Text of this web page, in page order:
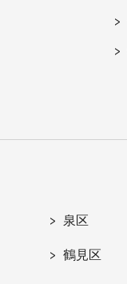
泉区
鶴見区